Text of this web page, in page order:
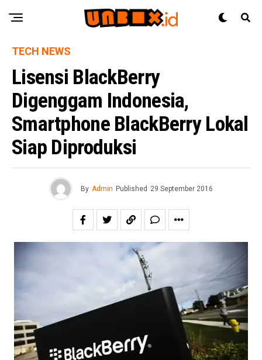
TECH NEWS
Lisensi BlackBerry
Digenggam Indonesia,
Smartphone BlackBerry Lokal
Siap Diproduksi
By Admin Published 29 September 2016